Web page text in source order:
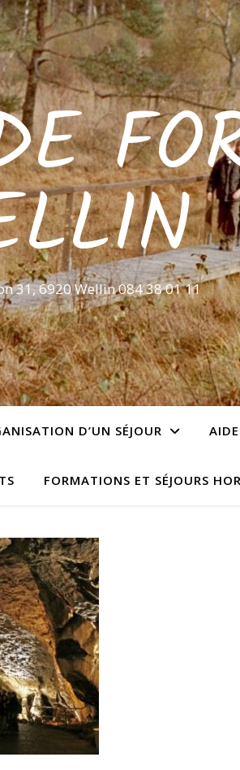
31, 6920 Wellin 084 38 01 11
D’UN SÉJOUR
FORMATIONS ET SÉJOURS